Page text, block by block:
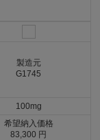
製造元
G1745
100mg
希望納入価格
83,300 円